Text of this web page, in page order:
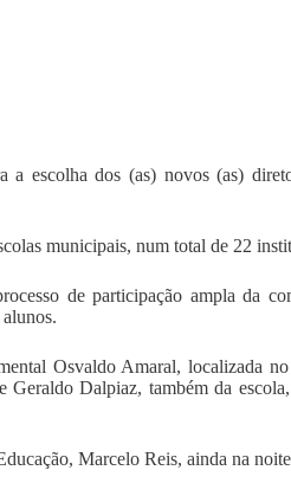
escolha dos (as) novos (as)
municipais, num total de 22
de participação ampla da
Osvaldo Amaral, localizada
Dalpiaz, também da
Marcelo Reis, ainda na